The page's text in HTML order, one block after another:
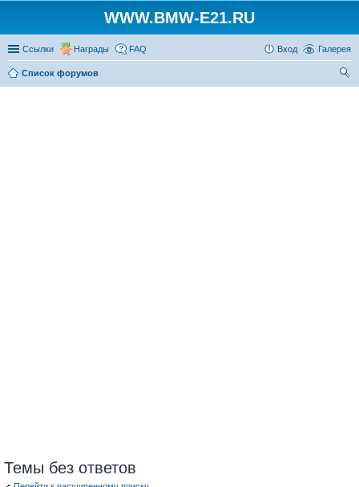
WWW.BMW-E21.RU
Ссылки Награды Галерея
FAQ Вход
Список форумов
Темы без ответов